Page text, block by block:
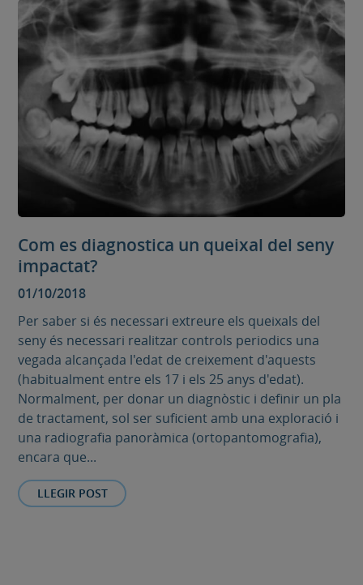
Com es diagnostica un queixal del seny
impactat?
01/10/2018
Per saber si és necessari extreure els queixals del
seny és necessari realitzar controls periodics una
vegada alcançada l'edat de creixement d'aquests
(habitualment entre els 17 i els 25 anys d'edat).
Normalment, per donar un diagnòstic i definir un pla
de tractament, sol ser suficient amb una exploració i
una radiografia panoràmica (ortopantomografia),
encara que...
LLEGIR POST